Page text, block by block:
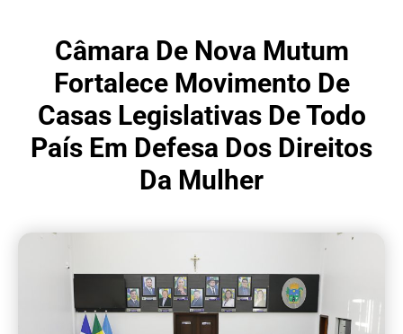
Câmara De Nova Mutum
Fortalece Movimento De
Casas Legislativas De Todo
País Em Defesa Dos Direitos
Da Mulher